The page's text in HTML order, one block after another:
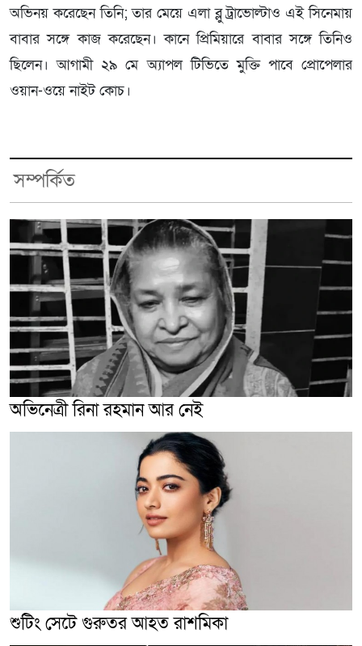
অভিনয় করেছেন তিনি; তার মেয়ে এলা ব্লু ট্রাভোল্টাও এই সিনেমায়
বাবার সঙ্গে কাজ করেছেন। কানে প্রিমিয়ারে বাবার সঙ্গে তিনিও
ছিলেন। আগামী ২৯ মে অ্যাপল টিভিতে মুক্তি পাবে প্রোপেলার
ওয়ান-ওয়ে নাইট কোচ।
সম্পর্কিত
অভিনেত্রী রিনা রহমান আর নেই
শুটিং সেটে গুরুতর আহত রাশমিকা